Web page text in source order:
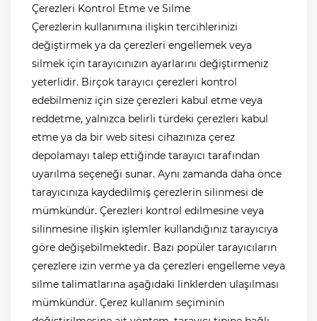
Çerezleri Kontrol Etme ve Silme
Çerezlerin kullanımına ilişkin tercihlerinizi
değiştirmek ya da çerezleri engellemek veya
silmek için tarayıcınızın ayarlarını değiştirmeniz
yeterlidir. Birçok tarayıcı çerezleri kontrol
edebilmeniz için size çerezleri kabul etme veya
reddetme, yalnızca belirli türdeki çerezleri kabul
etme ya da bir web sitesi cihazınıza çerez
depolamayı talep ettiğinde tarayıcı tarafından
uyarılma seçeneği sunar. Aynı zamanda daha önce
tarayıcınıza kaydedilmiş çerezlerin silinmesi de
mümkündür. Çerezleri kontrol edilmesine veya
silinmesine ilişkin işlemler kullandığınız tarayıcıya
göre değişebilmektedir. Bazı popüler tarayıcıların
çerezlere izin verme ya da çerezleri engelleme veya
silme talimatlarına aşağıdaki linklerden ulaşılması
mümkündür. Çerez kullanım seçiminin